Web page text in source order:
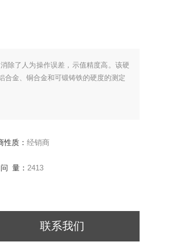
除了人为操作误差，示值精度高。该硬
合金、铜合金和可锻铸铁的硬度的测定
性质： 经销商
量： 2413
联系我们